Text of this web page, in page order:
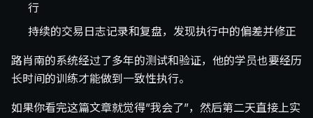
行
持续的交易日志记录和复盘，发现执行中的偏差并修正
路肖南的系统经过了多年的测试和验证，他的学员也要经历
长时间的训练才能做到一致性执行。
如果你看完这篇文章就觉得”我会了”，然后第二天直接上实